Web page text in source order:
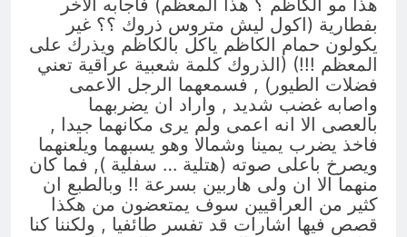
هذا مو الكاظم ؟ هذا المعظم) فاجابه الاخر
بفطارية (اكول ليش متروس ذروك ؟؟ غير
يكولون حمام الكاظم ياكل بالكاظم ويذرك على
المعظم !!!) (الذروك كلمة شعبية عراقية تعني
فضلات الطيور) , فسمعهما الرجل الاعمى
واصابه غضب شديد , واراد ان يضربهما
بالعصى الا انه اعمى ولم يرى مكانهما جيدا ,
فاخذ يضرب يمينا وشمالا وهو يسبهما ويلعنهما
ويصرخ باعلى صوته (هتلية … سفلية ), فما كان
منهما الا ان ولى هاربين بسرعة !! وبالطبع ان
كثير من العراقيين سوف يمتعضون من هكذا
قصص فيها اشارات قد تفسر طائفيا , ولكننا كنا